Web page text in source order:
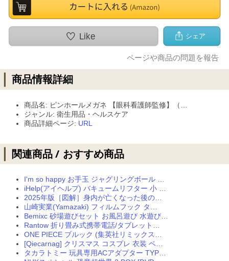
商品名: ピンホールメガネ 【眼科看護師監修】（…
ジャンル: 衛生用品・ヘルスケア
商品詳細ページ: URL
I'm so happy お手玉 ジャグリングボール …
iHelp(アイヘルプ) バキュームリフター 小 …
2025年版［図解］身内が亡くなった後の…
山崎実業(Yamazaki) フィルムフック タ…
Bemixc 砂場遊びセット お風呂遊び 水遊び…
Rantow 折り畳み式携帯電話/タブレット…
ONE PIECE ブルック (集英社リミックス…
[Qiecarnag] クリスマス コスプレ 衣装 ベ…
タカラトミー 玩具専用ACアダプター TYP…